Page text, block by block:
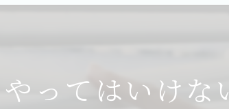
ってはいけな